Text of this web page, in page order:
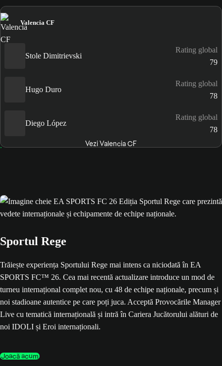
Valencia CF
Stole Dimitrievski
Rating global
79
Hugo Duro
Rating global
78
Diego López
Rating global
78
Vezi Valencia CF
Sportul Rege
Trăiește experiența Sportului Rege mai intens ca niciodată în EA
SPORTS FC™ 26. Cea mai recentă actualizare introduce un mod de
turneu internațional complet nou, cu 48 de echipe naționale, precum și
noi stadioane autentice pe care poți juca. Acceptă Provocările Manager
Live cu tematică internațională și intră în Cariera Jucătorului alături de
noi IDOLI și Eroi internaționali.
Joacă acum